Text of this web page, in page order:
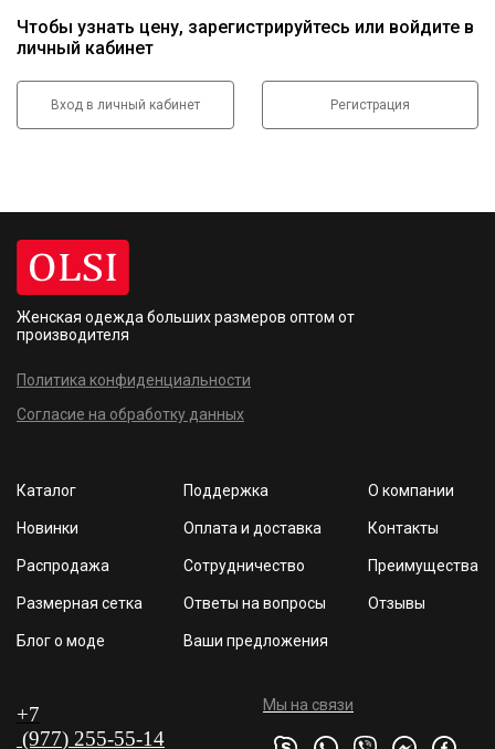
Чтобы узнать цену, зарегистрируйтесь или войдите в
личный кабинет
Вход в личный кабинет Регистрация
Женская одежда больших размеров оптом от
производителя
Политика конфиденциальности
Согласие на обработку данных
Каталог
Новинки
Распродажа
Размерная сетка
Блог о моде
Поддержка
Оплата и доставка
Сотрудничество
Ответы на вопросы
Ваши предложения
О компании
Контакты
Преимущества
Отзывы
+7
(977) 255-55-14
Мы на связи